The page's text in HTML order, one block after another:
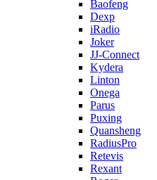
Baofeng
Dexp
iRadio
Joker
JJ-Connect
Kydera
Linton
Onega
Parus
Puxing
Quansheng
RadiusPro
Retevis
Rexant